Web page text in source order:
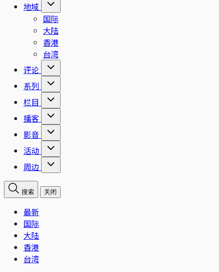
地域
国际
大陆
香港
台湾
评论
系列
栏目
播客
影音
活动
周边
搜索 关闭
最新
国际
大陆
香港
台湾